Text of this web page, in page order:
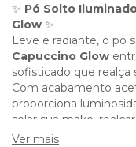
✨ Pó Solto
Glow ✨
Leve e radiante, o pó
Capuccino Glow
sofisticado que realça
Com acabamento
proporciona
selar sua make,
um efeito glow em
Ver mais